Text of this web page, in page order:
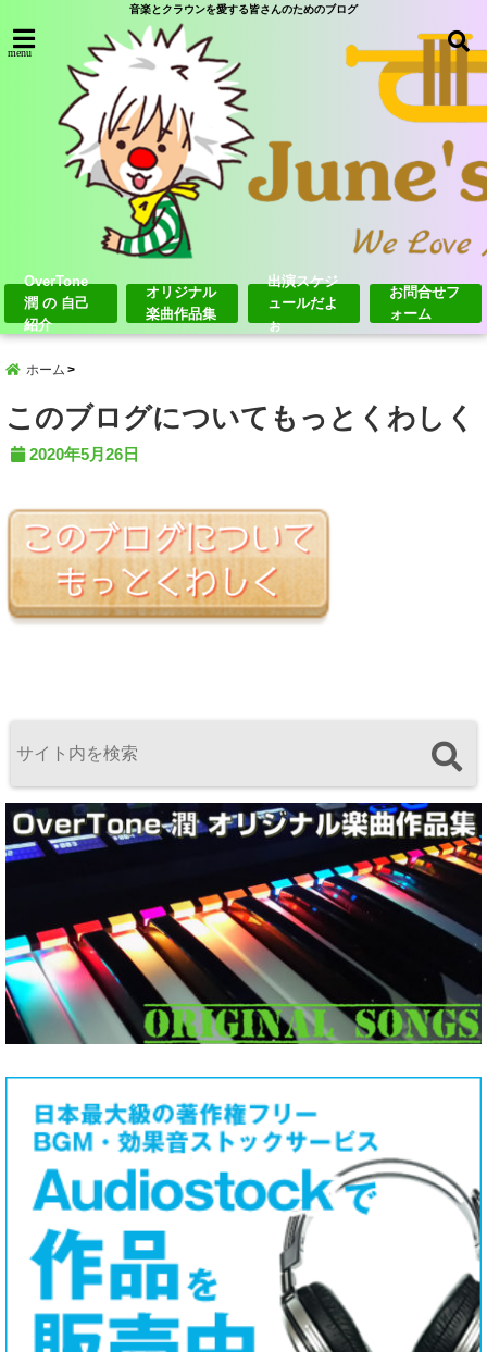
音楽とクラウンを愛する皆さんのためのブログ
menu
OverTone
潤 の 自己
紹介
オリジナル
楽曲作品集
出演スケジ
ュールだよ
ぉ
お問合せフ
ォーム
ホーム
このブログについてもっとくわしく
2020年5月26日